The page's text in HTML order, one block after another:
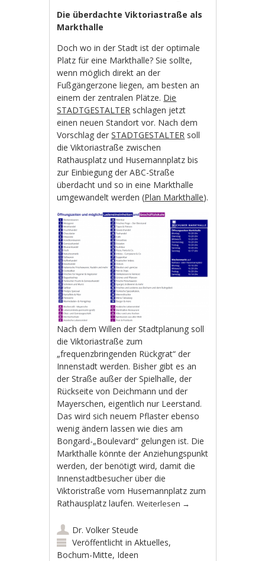
Die überdachte Viktoriastraße als
Markthalle
Doch wo in der Stadt ist der optimale
Platz für eine Markthalle? Sie sollte,
wenn möglich direkt an der
Fußgängerzone liegen, am besten an
einem der zentralen Plätze. Die
STADTGESTALTER schlagen jetzt
einen neuen Standort vor. Nach dem
Vorschlag derSTADTGESTALTER soll
die Viktoriastraße zwischen
Rathausplatz und Husemannplatz bis
zur Einbiegung der ABC-Straße
überdacht und so in eine Markthalle
umgewandelt werden (Plan Markthalle).
Nach dem Willen der Stadtplanung soll
die Viktoriastraße zum
„frequenzbringenden Rückgrat“ der
Innenstadt werden. Bisher gibt es an
der Straße außer der Spielhalle, der
Rückseite von Deichmann und der
Mayerschen, eigentlich nur Leerstand.
Das wird sich neuem Pflaster ebenso
wenig ändern lassen wie dies am
Bongard-„Boulevard“ gelungen ist. Die
Markthalle könnte der Anziehungspunkt
werden, der benötigt wird, damit die
Innenstadtbesucher über die
Viktoristraße vom Husemannplatz zum
Rathausplatz laufen.Weiterlesen →
Dr. Volker Steude
Veröffentlicht inAktuelles,
Bochum-Mitte, Ideen